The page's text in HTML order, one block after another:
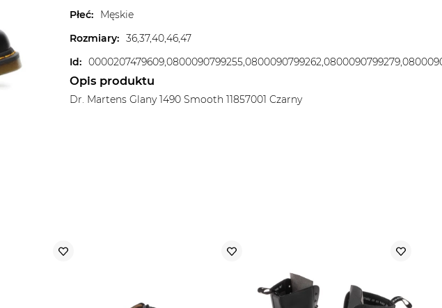
Płeć:
Męskie
Rozmiary: 36,37,40,46,47
Id:
Opis produktu
Dr. Martens Glany 1490 Smooth 11857001 Czarny